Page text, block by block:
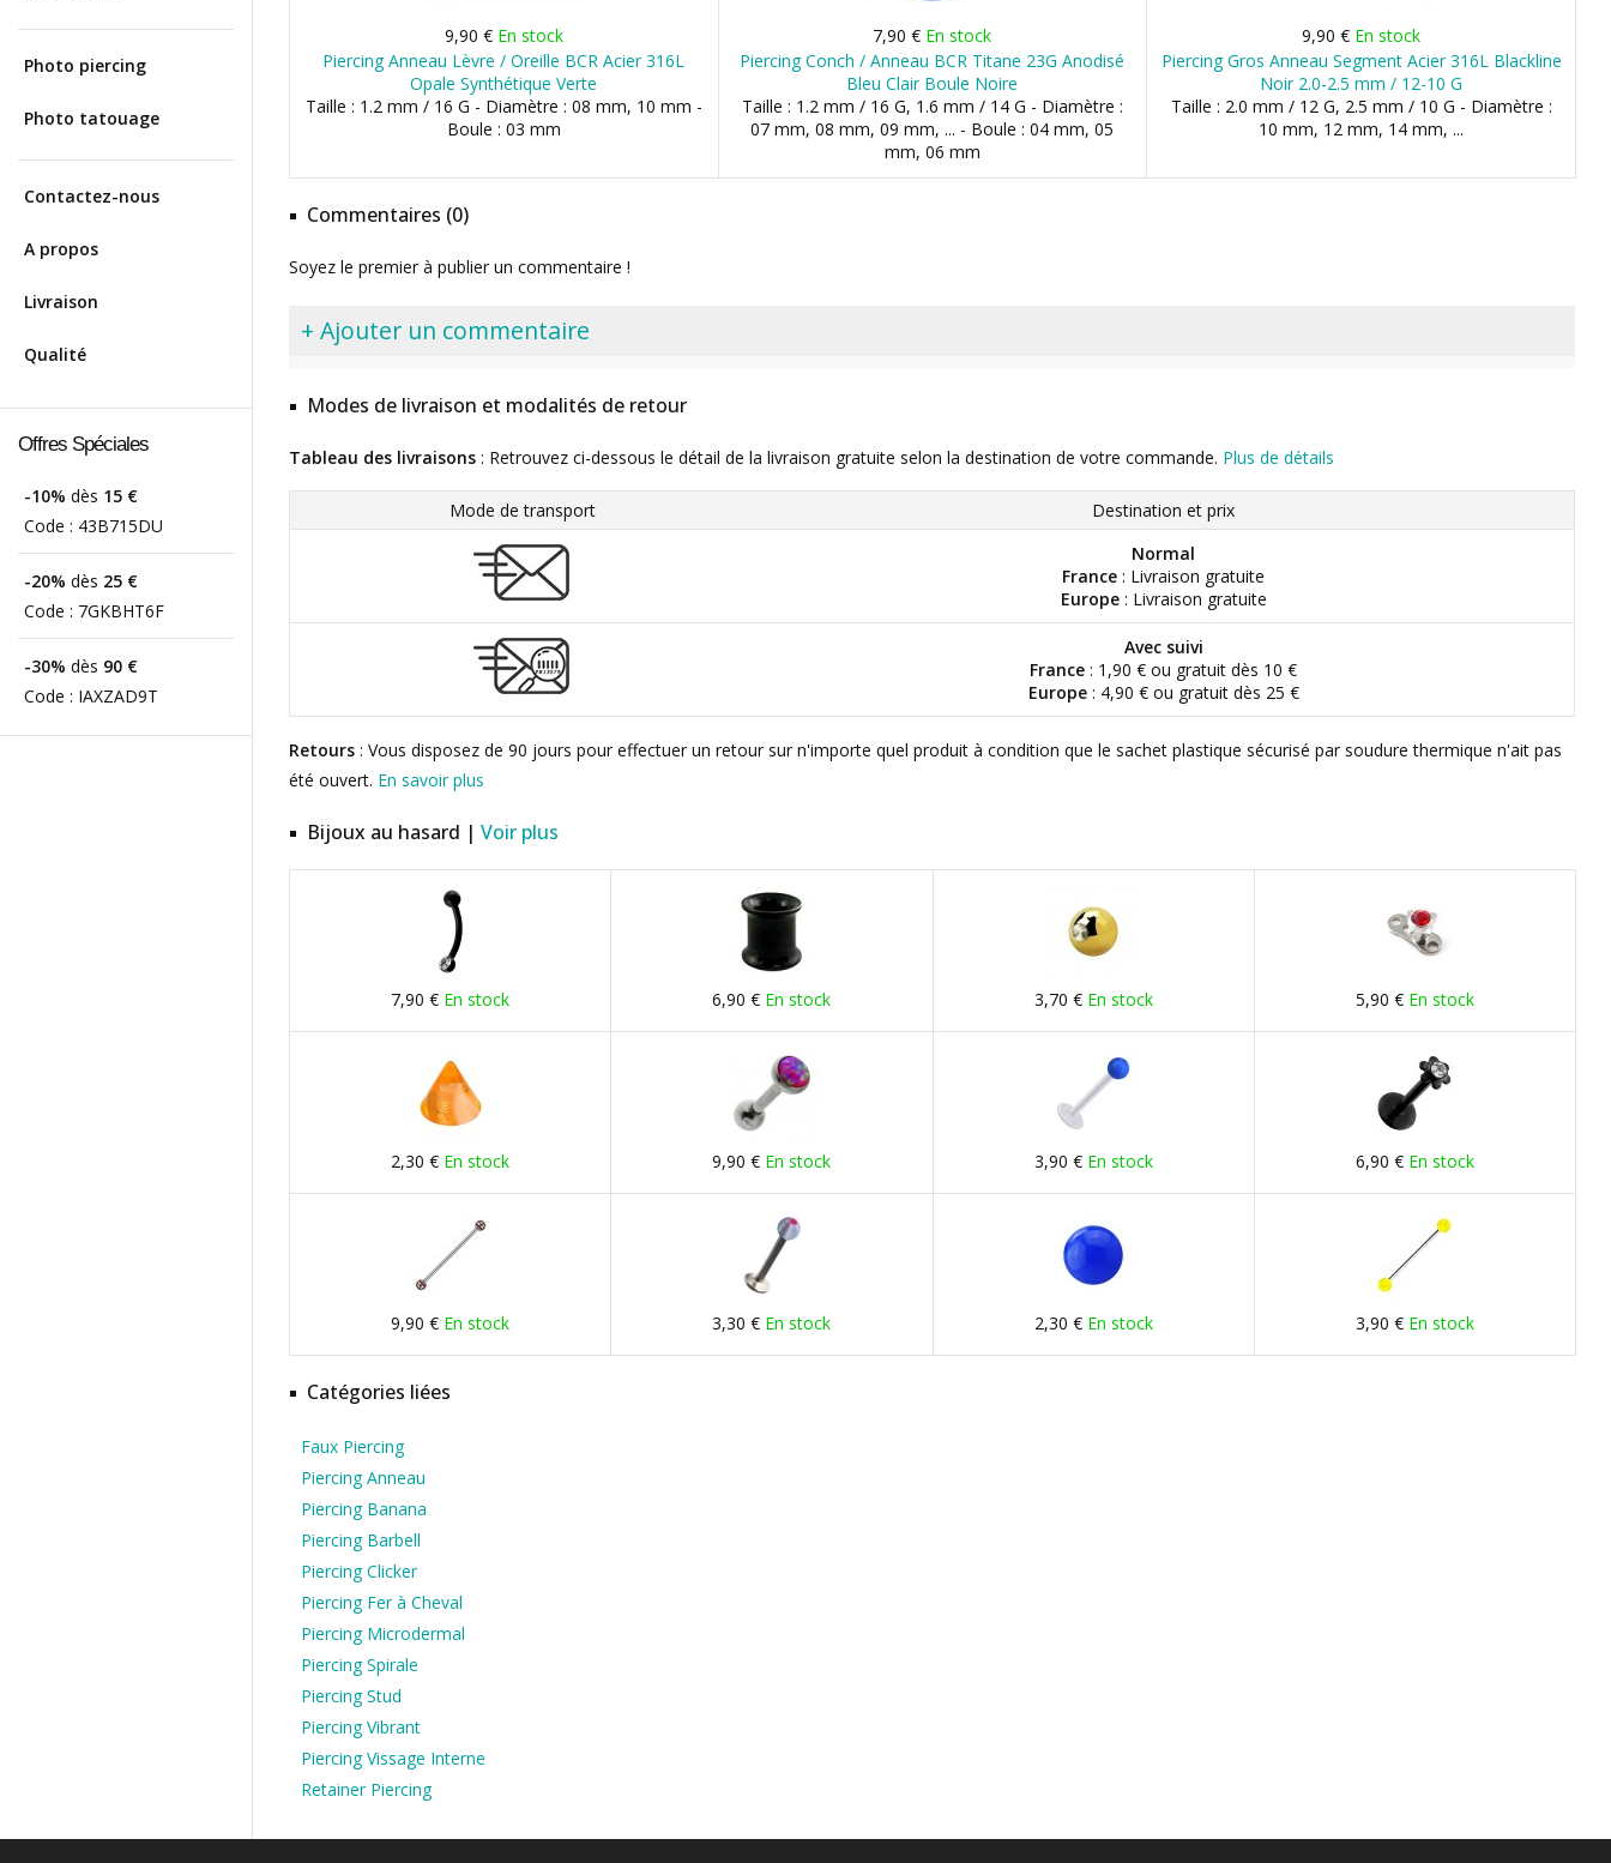
Photo piercing
Photo tatouage
Contactez-nous
A propos
Livraison
Qualité
Offres Spéciales
-10% dès 15 €
Code : 43B715DU
-20% dès 25 €
Code : 7GKBHT6F
-30% dès 90 €
Code : IAXZAD9T
9,90 € En stock
Piercing Anneau Lèvre / Oreille BCR Acier 316L
Opale Synthétique Verte
Taille : 1.2 mm / 16 G - Diamètre : 08 mm, 10 mm -
Boule : 03 mm
7,90 € En stock
Piercing Conch / Anneau BCR Titane 23G Anodisé
Bleu Clair Boule Noire
Taille : 1.2 mm / 16 G, 1.6 mm / 14 G - Diamètre :
07 mm, 08 mm, 09 mm, ... - Boule : 04 mm, 05
mm, 06 mm
9,90 € En stock
Piercing Gros Anneau Segment Acier 316L Blackline
Noir 2.0-2.5 mm / 12-10 G
Taille : 2.0 mm / 12 G, 2.5 mm / 10 G - Diamètre :
10 mm, 12 mm, 14 mm, ...
Commentaires (0)
Soyez le premier à publier un commentaire !
+ Ajouter un commentaire
Modes de livraison et modalités de retour
Tableau des livraisons : Retrouvez ci-dessous le détail de la livraison gratuite selon la destination de votre commande. Plus de détails
Mode de transport
Destination et prix
Normal
France : Livraison gratuite
Europe: Livraison gratuite
Avec suivi
France : 1,90 € ou gratuit dès 10 €
Europe: 4,90 € ou gratuit dès 25 €
Retours : Vous disposez de 90 jours pour effectuer un retour sur n'importe quel produit à condition que le sachet plastique sécurisé par soudure thermique n'ait pas
été ouvert. En savoir plus
Bijoux au hasard | Voir plus
7,90 € En stock 6,90 € En stock 3,70 € En stock 5,90 € En stock
2,30 € En stock 9,90 € En stock 3,90 € En stock 6,90 € En stock
9,90 € En stock 3,30 € En stock 2,30 € En stock 3,90 € En stock
Catégories liées
Faux Piercing
Piercing Anneau
Piercing Banana
Piercing Barbell
Piercing Clicker
Piercing Fer à Cheval
Piercing Microdermal
Piercing Spirale
Piercing Stud
Piercing Vibrant
Piercing Vissage Interne
Retainer Piercing